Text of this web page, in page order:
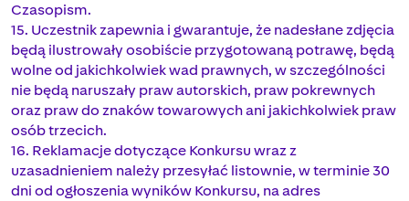
Czasopism.
15. Uczestnik zapewnia i gwarantuje, że nadesłane zdjęcia
będą ilustrowały osobiście przygotowaną potrawę, będą
wolne od jakichkolwiek wad prawnych, w szczególności
nie będą naruszały praw autorskich, praw pokrewnych
oraz praw do znaków towarowych ani jakichkolwiek praw
osób trzecich.
16. Reklamacje dotyczące Konkursu wraz z
uzasadnieniem należy przesyłać listownie, w terminie 30
dni od ogłoszenia wyników Konkursu, na adres